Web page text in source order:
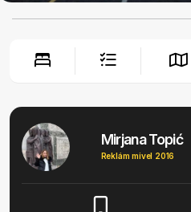
Mirjana Topić
Reklám mivel 2016